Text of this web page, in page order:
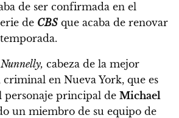
de ser confirmada en el
de CBS que acaba de renovar
cabeza de la mejor
en Nueva York, que es
personaje principal de Michael
un miembro de su equipo de